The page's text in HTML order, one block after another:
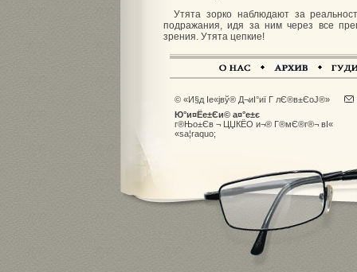
Утята зорко наблюдают за
подражания, идя за ним через все
зрения. Утята цепкие!
© «И§д Іе«јвў® Д¬иІ°иї Г лЄ®в±ЄоЈ®»
Ю°и¤Ёе±Єи© а¤°е±є
г®Њо±Єв ¬ ЦЏКЁО и¬® Г®мЄ®г®¬ вІ«
«sа­¦raquo;